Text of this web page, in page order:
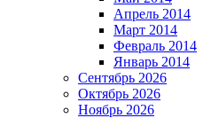
Апрель 2014
Март 2014
Февраль 2014
Январь 2014
Сентябрь 2026
Октябрь 2026
Ноябрь 2026